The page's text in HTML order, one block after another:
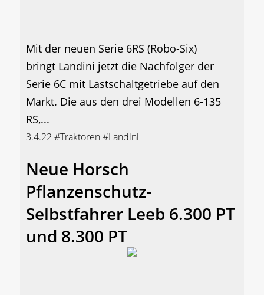
Mit der neuen Serie 6RS (Robo-Six)
bringt Landini jetzt die Nachfolger der
Serie 6C mit Lastschaltgetriebe auf den
Markt. Die aus den drei Modellen 6-135
RS,...
3.4.22 #Traktoren#Landini
Neue Horsch
Pflanzenschutz-
Selbstfahrer Leeb 6.300 PT
und 8.300 PT